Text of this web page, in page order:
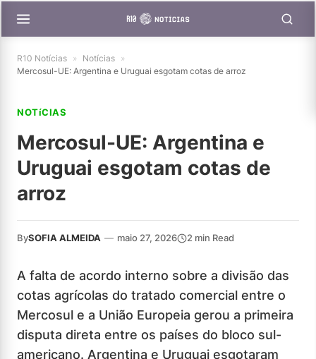
R10 Notícias » Notícias »
Mercosul-UE: Argentina e Uruguai esgotam cotas de arroz
NOTíCIAS
Mercosul-UE: Argentina e
Uruguai esgotam cotas de
arroz
BySOFIA ALMEIDA — maio 27, 2026 2 min Read
A falta de acordo interno sobre a divisão das
cotas agrícolas do tratado comercial entre o
Mercosul e a União Europeia gerou a primeira
disputa direta entre os países do bloco sul-
americano. Argentina e Uruguai esgotaram